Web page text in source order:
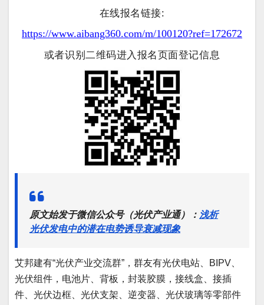
在线报名链接:
https://www.aibang360.com/m/100120?ref=172672
或者识别二维码进入报名页面登记信息
原文始发于微信公众号（光伏产业通）： 浅析
光伏发电中的潜在电势诱导衰减现象
艾邦建有“光伏产业交流群”，群友有光伏电站、BIPV、
光伏组件，电池片、背板，封装胶膜，接线盒、接插
件、光伏边框、光伏支架、逆变器、光伏玻璃等零部件